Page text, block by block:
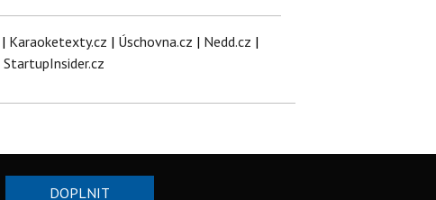
| Karaoketexty.cz | Úschovna.cz | Nedd.cz |
StartupInsider.cz
DOPLNIT